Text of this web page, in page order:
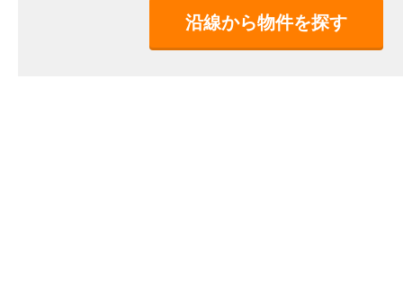
沿線から物件を探す